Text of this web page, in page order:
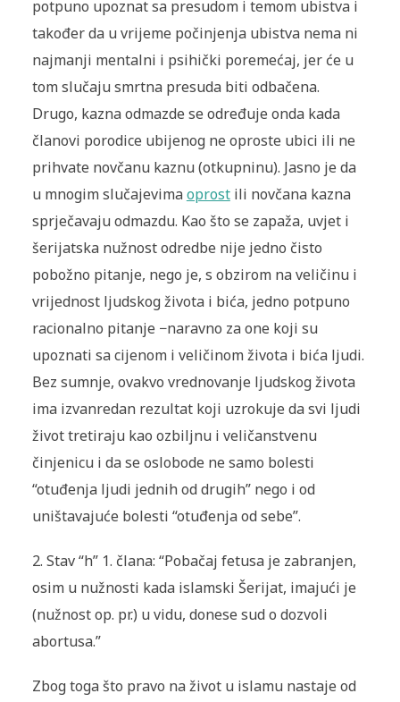
potpuno upoznat sa presudom i temom ubistva i
također da u vrijeme počinjenja ubistva nema ni
najmanji mentalni i psihički poremećaj, jer će u
tom slučaju smrtna presuda biti odbačena.
Drugo, kazna odmazde se određuje onda kada
članovi porodice ubijenog ne oproste ubici ili ne
prihvate novčanu kaznu (otkupninu). Jasno je da
u mnogim slučajevimaoprostili novčana kazna
sprječavaju odmazdu. Kao što se zapaža, uvjet i
šerijatska nužnost odredbe nije jedno čisto
pobožno pitanje, nego je, s obzirom na veličinu i
vrijednost ljudskog života i bića, jedno potpuno
racionalno pitanje −naravno za one koji su
upoznati sa cijenom i veličinom života i bića ljudi.
Bez sumnje, ovakvo vrednovanje ljudskog života
ima izvanredan rezultat koji uzrokuje da svi ljudi
život tretiraju kao ozbiljnu i veličanstvenu
činjenicu i da se oslobode ne samo bolesti
“otuđenja ljudi jednih od drugih” nego i od
uništavajuće bolesti “otuđenja od sebe”.
2. Stav “h” 1. člana: “Pobačaj fetusa je zabranjen,
osim u nužnosti kada islamski Šerijat, imajući je
(nužnost op. pr.) u vidu, donese sud o dozvoli
abortusa.”
Zbog toga što pravo na život u islamu nastaje od